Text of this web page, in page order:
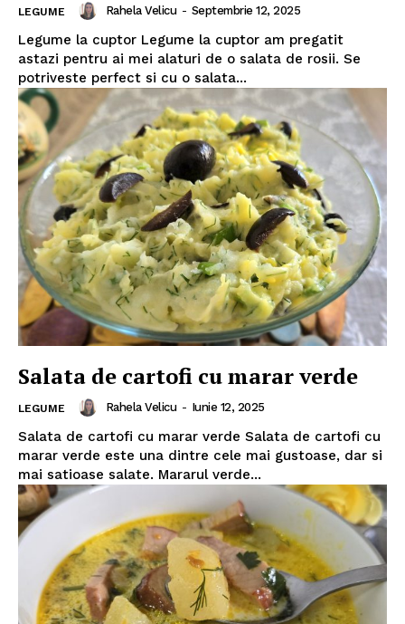
LEGUME Rahela Velicu - Septembrie 12, 2025
Legume la cuptor Legume la cuptor am pregatit
astazi pentru ai mei alaturi de o salata de rosii. Se
potriveste perfect si cu o salata...
Salata de cartofi cu marar verde
LEGUME Rahela Velicu - Iunie 12, 2025
Salata de cartofi cu marar verde Salata de cartofi cu
marar verde este una dintre cele mai gustoase, dar si
mai satioase salate. Mararul verde...